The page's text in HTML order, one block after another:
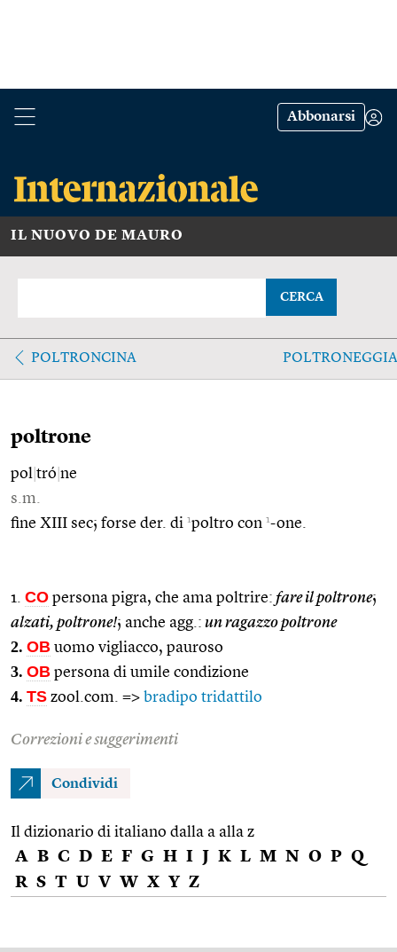
Abbonarsi
IL NUOVO DE MAURO
CERCA
POLTRONCINA
poltrone
pol tró ne
s.m.
fine XIII sec; forse der. di 1poltro con 1-one.
1. CO persona pigra, che ama poltrire: fare il poltrone;
alzati, poltrone!; anche agg.: un ragazzo poltrone
2. OB uomo vigliacco, pauroso
3. OB persona di umile condizione
4. TS zool.com. => bradipo tridattilo
Correzioni e suggerimenti
Condividi
Il dizionario di italiano dalla a alla z
A B C D E F G H I J K L M N O P Q
R S T U V W X Y Z